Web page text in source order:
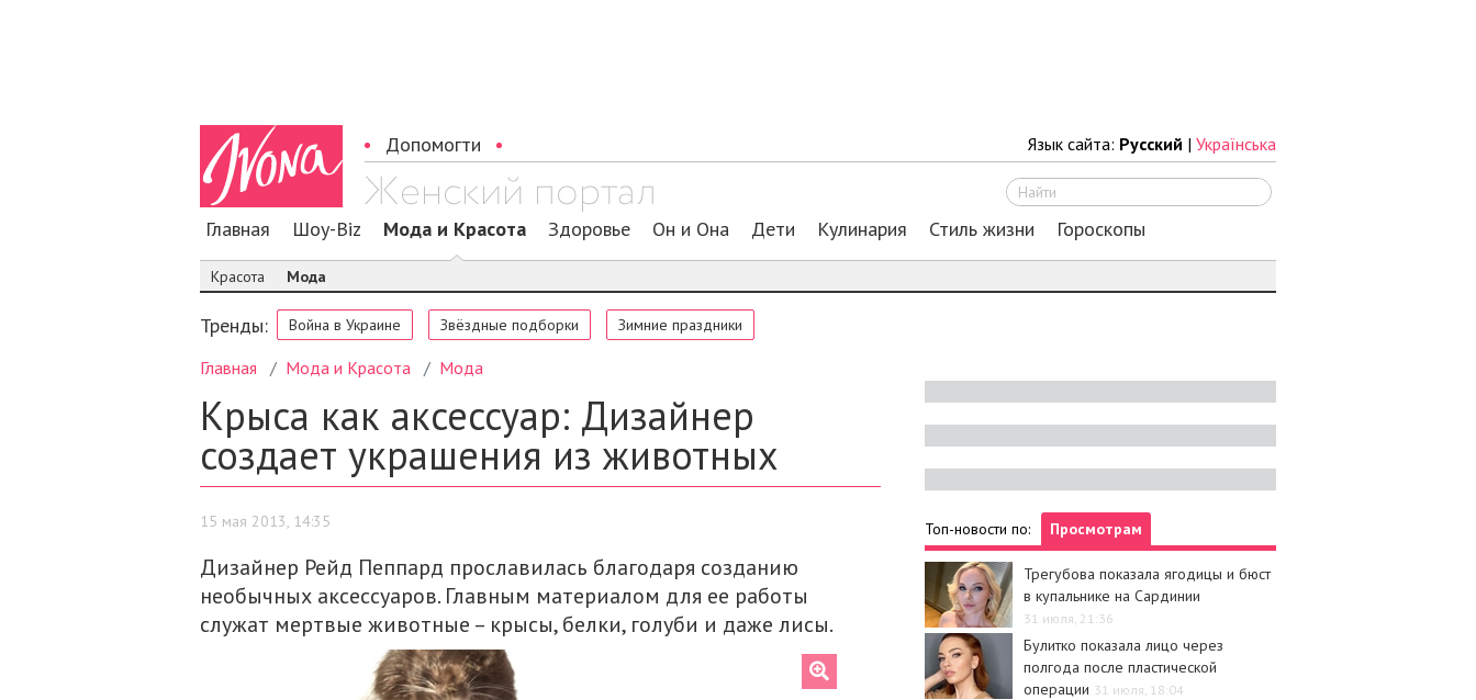
Допомогти Язык сайта: Русский | Українська
Главная Шоу-Biz Мода и Красота Здоровье Он и Она Дети Кулинария Стиль жизни Гороскопы
Красота Мода
Тренды: Война в Украине Звёздные подборки Зимние праздники
Главная Мода и Красота Мода
Крыса как аксессуар: Дизайнер
создает украшения из животных
15 мая 2013, 14:35
Дизайнер Рейд Пеппард прославилась благодаря созданию
необычных аксессуаров. Главным материалом для ее работы
служат мертвые животные – крысы, белки, голуби и даже лисы.
Топ-новости по: Просмотрам
Трегубова показала ягодицы и бюст
в купальнике на Сардинии
31 июля, 21:36
Булитко показала лицо через
полгода после пластической
операции 31 июля, 18:04